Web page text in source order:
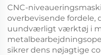
CNC-
overbevisende fordele,
uundværligt værktøj i
sikrer dens nøjagtige